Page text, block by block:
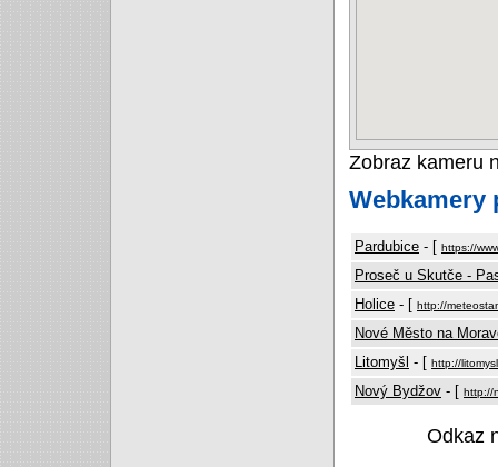
Zobraz kameru
Webkamery
Pardubice - [ https://
Proseč u Skutče -
Holice - [ http://
Nové Město na
Litomyšl - [ http://
Nový Bydžov - [ http://
Odkaz